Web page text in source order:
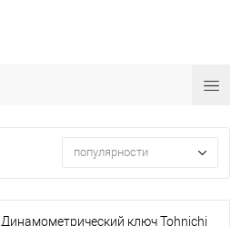
популярности
Динамометрический ключ Tohnichi